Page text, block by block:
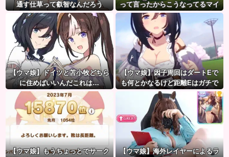
通す仕草って叡智なんだろう
って言ったからこうなってるマイ
ル犬
【ウマ娘】ドイツと苫小牧どちら
に住めばいいんだこれは…
【ウマ娘】因子周回はダートEで
も何とかなるけど距離Eはガチで
無理ゲー
【ウマ娘】もうちょっとでサーク
【ウマ娘】海外レイヤーによるラ